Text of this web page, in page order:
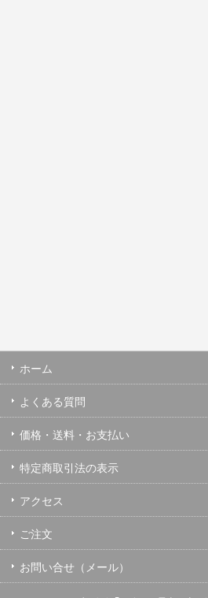
ホーム
よくある質問
価格・送料・お支払い
特定商取引法の表示
アクセス
ご注文
お問い合せ（メール）